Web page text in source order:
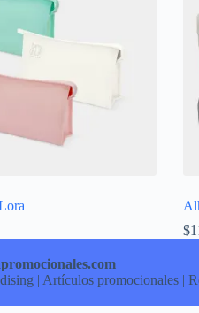
$
| Artículos promocionales |